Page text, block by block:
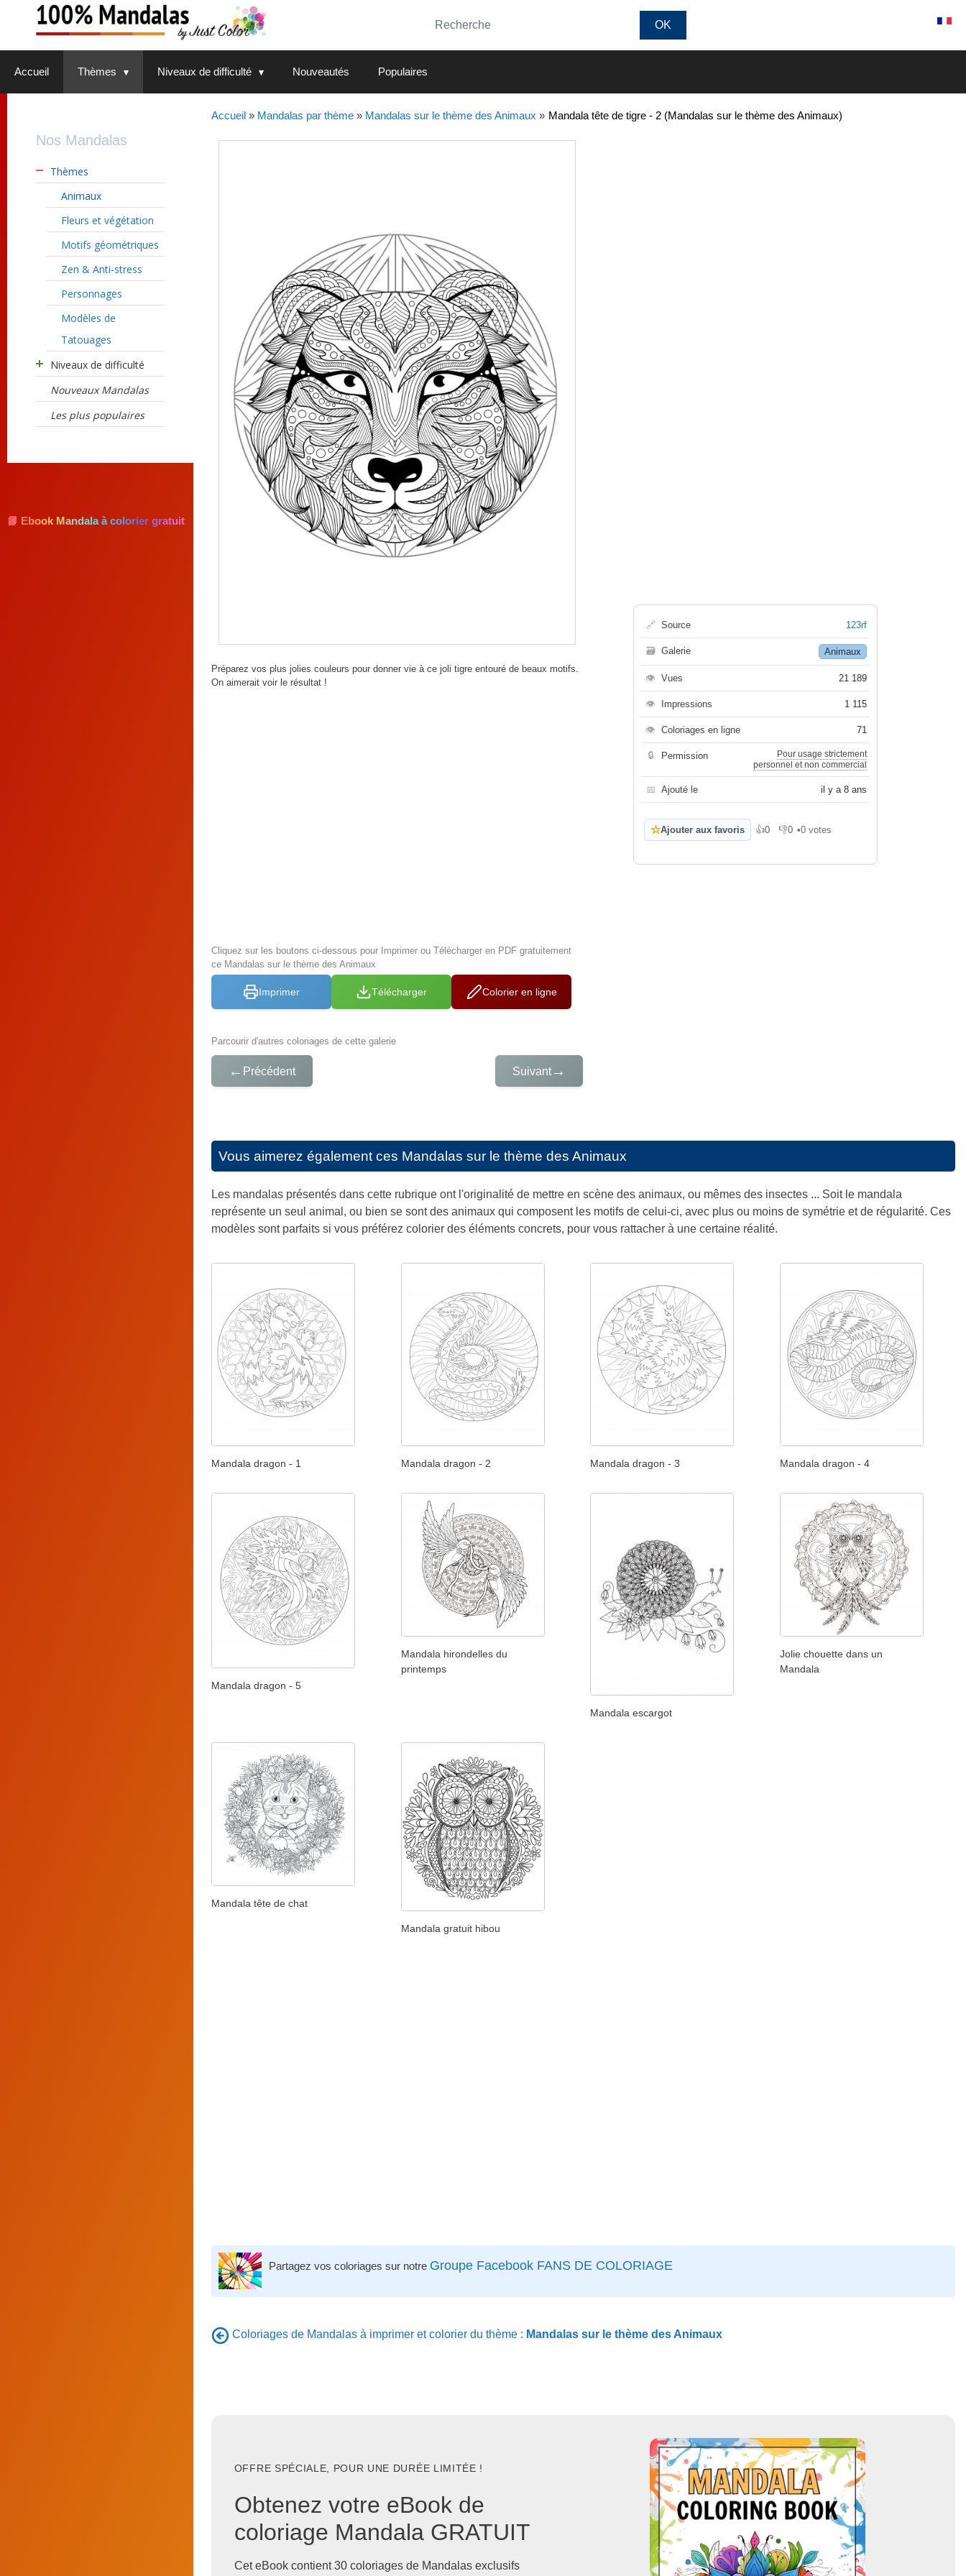
Accueil Thèmes Niveaux de difficulté Nouveautés Populaires
Accueil» Mandalas par thème» Mandalas sur le thème des Animaux » Mandala tête de tigre - 2 (Mandalas sur le thème des Animaux)
Préparez vos plus jolies couleurs pour donner vie à ce joli tigre entouré de beaux motifs.
On aimerait voir le résultat !
Cliquez sur les boutons ci-dessous pour Imprimer ou Télécharger en PDF gratuitement
ce Mandalas sur le thème des Animaux
Imprimer Télécharger Colorier en ligne
Parcourir d'autres coloriages de cette galerie
← Précédent Suivant→
🔗 Source 123rf
🗃 Galerie Animaux
👁 Vues 21 189
👁 Impressions 1 115
👁 Coloriages en ligne 71
🔒 Permission
Pour usage strictement
personnel et non commercial
📅 Ajouté le il y a 8 ans
☆Ajouter aux favoris 👍0
J'aime 👎0
Je n'aime pas
•0 votes
Vous aimerez également ces Mandalas sur le thème des Animaux
Les mandalas présentés dans cette rubrique ont l'originalité de mettre en scène des animaux, ou mêmes des insectes ... Soit le mandala
représente un seul animal, ou bien se sont des animaux qui composent les motifs de celui-ci, avec plus ou moins de symétrie et de régularité. Ces
modèles sont parfaits si vous préférez colorier des éléments concrets, pour vous rattacher à une certaine réalité.
Mandala dragon - 1 Mandala dragon - 2 Mandala dragon - 3 Mandala dragon - 4
Mandala dragon - 5
Mandala hirondelles du
printemps
Mandala escargot
Jolie chouette dans un
Mandala
Mandala tête de chat
Mandala gratuit hibou
Partagez vos coloriages sur notre Groupe Facebook FANS DE COLORIAGE
Coloriages de Mandalas à imprimer et colorier du thème : Mandalas sur le thème des Animaux
OFFRE SPÉCIALE, POUR UNE DURÉE LIMITÉE !
Obtenez votre eBook de
coloriage Mandala GRATUIT
Cet eBook contient 30 coloriages de Mandalas exclusifs
Nos Mandalas
Thèmes
Animaux
Fleurs et végétation
Motifs géométriques
Zen & Anti-stress
Personnages
Modèles de
Tatouages
Niveaux de difficulté
Nouveaux Mandalas
Les plus populaires
📘 Ebook Mandala à colorier gratuit